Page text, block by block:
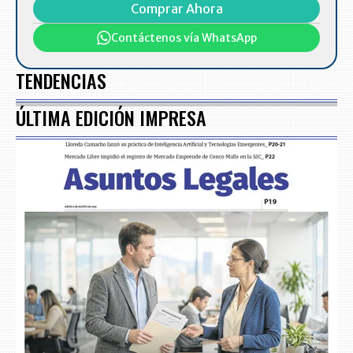
Comprar Ahora
Contáctenos vía WhatsApp
TENDENCIAS
ÚLTIMA EDICIÓN IMPRESA